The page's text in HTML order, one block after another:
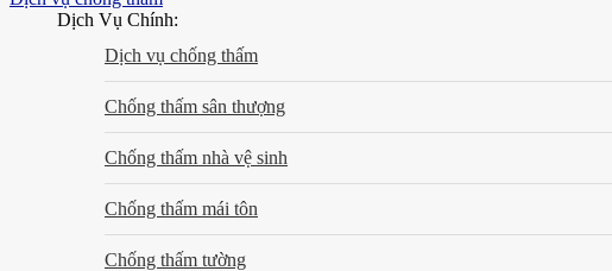
Dịch Vụ Chính:
Dịch vụ chống thấm
Chống thấm sân thượng
Chống thấm nhà vệ sinh
Chống thấm mái tôn
Chống thấm tường